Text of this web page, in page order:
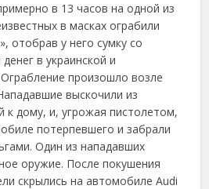
в 13 часов на одной из
в масках ограбили
отобрав у него сумку со
в украинской и
произошло возле
выскочили из
дому, и, угрожая пистолетом,
потерпевшего и забрали
Один из нападавших
оружие. После покушения
скрылись на автомобиле Audi